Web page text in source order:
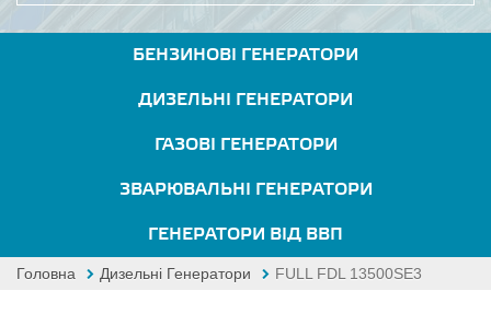
БЕНЗИНОВІ ГЕНЕРАТОРИ
ДИЗЕЛЬНІ ГЕНЕРАТОРИ
ГАЗОВІ ГЕНЕРАТОРИ
ЗВАРЮВАЛЬНІ ГЕНЕРАТОРИ
ГЕНЕРАТОРИ ВІД ВВП
Головна Дизельні Генератори FULL FDL 13500SE3